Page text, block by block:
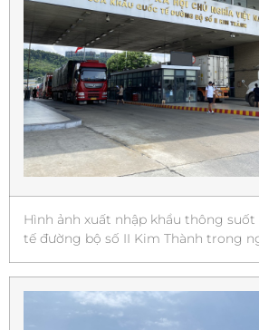
Hình ảnh xuất nhập khẩu thông suốt
tế đường bộ số II Kim Thành trong